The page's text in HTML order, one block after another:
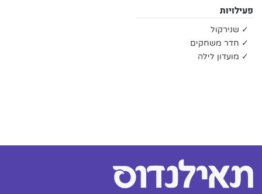
פעילויות
✓ שנירקול
✓ חדר משחקים
✓ מועדון לילה